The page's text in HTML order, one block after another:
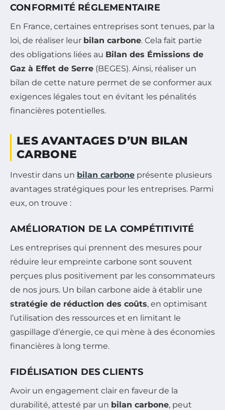
CONFORMITÉ RÉGLEMENTAIRE
En France, certaines entreprises sont tenues, par la
loi, de réaliser leur bilan carbone. Cela fait partie
des obligations liées au Bilan des Émissions de
Gaz à Effet de Serre (BEGES). Ainsi, réaliser un
bilan de cette nature permet de se conformer aux
exigences légales tout en évitant les pénalités
financières potentielles.
LES AVANTAGES D’UN BILAN
CARBONE
Investir dans un bilan carbone présente plusieurs
avantages stratégiques pour les entreprises. Parmi
eux, on trouve :
AMÉLIORATION DE LA COMPÉTITIVITÉ
Les entreprises qui prennent des mesures pour
réduire leur empreinte carbone sont souvent
perçues plus positivement par les consommateurs
de nos jours. Un bilan carbone aide à établir une
stratégie de réduction des coûts, en optimisant
l’utilisation des ressources et en limitant le
gaspillage d’énergie, ce qui mène à des économies
financières à long terme.
FIDÉLISATION DES CLIENTS
Avoir un engagement clair en faveur de la
durabilité, attesté par un bilan carbone, peut